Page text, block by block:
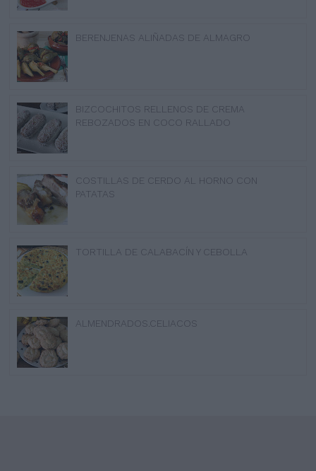
BERENJENAS ALIÑADAS DE ALMAGRO
BIZCOCHITOS RELLENOS DE CREMA
REBOZADOS EN COCO RALLADO
COSTILLAS DE CERDO AL HORNO CON
PATATAS
TORTILLA DE CALABACÍN Y CEBOLLA
ALMENDRADOS.CELIACOS